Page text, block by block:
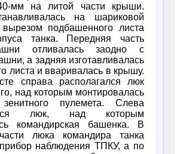
мм на литой части крыши.
на шариковой
подбашенного листа
танка. Передняя часть
отливалась заодно с
а задняя изготавливалась
листа и вваривалась в крышу.
справа располагался люк
над которым монтировалась
зенитного пулемета. Слева
люк, над которым
командирская башенка. В
люка командира танка
наблюдения ТПКУ, а по